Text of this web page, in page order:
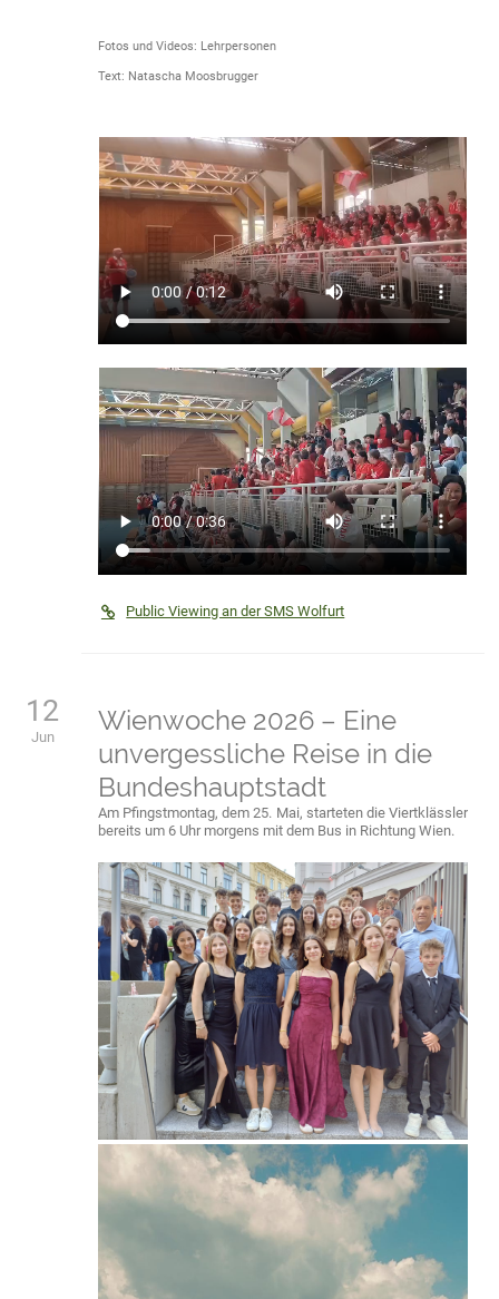
Fotos und Videos: Lehrpersonen
Text: Natascha Moosbrugger
Public Viewing an der SMS Wolfurt
12
Jun
Wienwoche 2026 – Eine
unvergessliche Reise in die
Bundeshauptstadt
Am Pfingstmontag, dem 25. Mai, starteten die Viertklässler
bereits um 6 Uhr morgens mit dem Bus in Richtung Wien.